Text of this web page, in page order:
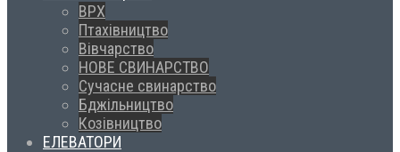
ВРХ
Птахівництво
Вівчарство
НОВЕ СВИНАРСТВО
Сучасне свинарство
Бджільництво
Козівництво
ЕЛЕВАТОРИ